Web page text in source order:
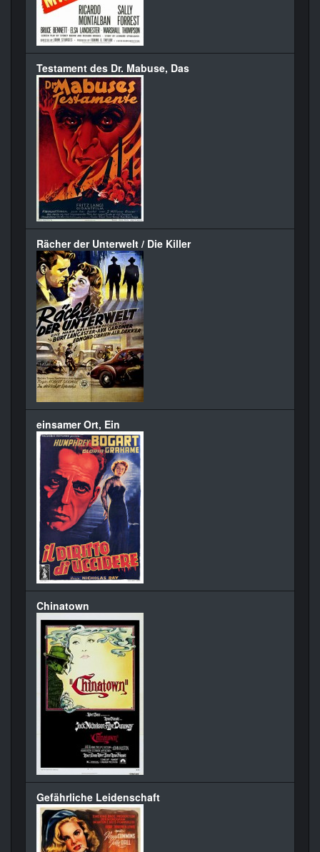
Testament des Dr. Mabuse, Das
Rächer der Unterwelt / Die Killer
einsamer Ort, Ein
Chinatown
Gefährliche Leidenschaft